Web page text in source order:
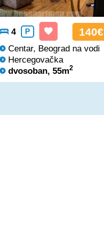
4 P 140€
Centar, Beograd na vodi
Hercegovačka
dvosoban, 55m2